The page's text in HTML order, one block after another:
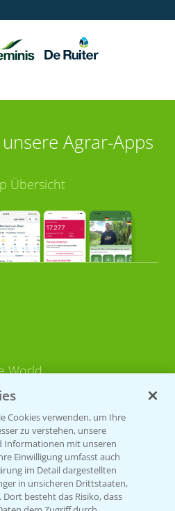
Agrar-Apps
Übersicht
World
Austria
Schweiz
Cookies verwenden, um Ihre
zu verstehen, unsere
Informationen mit unseren
Einwilligung umfasst auch
im Detail dargestellten
in unsicheren Drittstaaten,
besteht das Risiko, dass